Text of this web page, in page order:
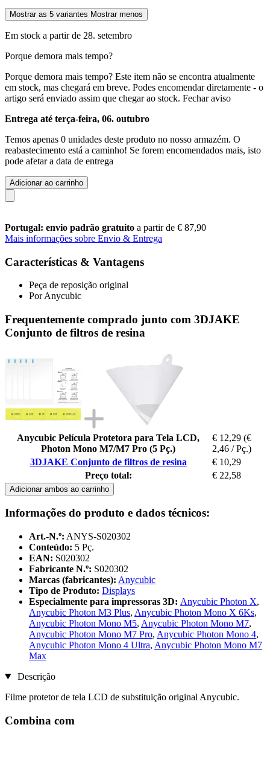
Mostrar as 5 variantes Mostrar menos
Em stock a partir de 28. setembro
Porque demora mais tempo?
Porque demora mais tempo? Este item não se encontra atualmente
em stock, mas chegará em breve. Podes encomendar diretamente - o
artigo será enviado assim que chegar ao stock. Fechar aviso
Entrega até terça-feira, 06. outubro
Temos apenas 0 unidades deste produto no nosso armazém. O
reabastecimento está a caminho! Se forem encomendados mais, isto
pode afetar a data de entrega
Adicionar ao carrinho
Portugal: envio padrão gratuito a partir de € 87,90
Mais informações sobre Envio & Entrega
Características & Vantagens
Peça de reposição original
Por Anycubic
Frequentemente comprado junto com 3DJAKE
Conjunto de filtros de resina
Anycubic Película Protetora para Tela LCD,
Photon Mono M7/M7 Pro (5 Pç.)
€ 12,29 (€
2,46 / Pç.)
3DJAKE Conjunto de filtros de resina
€ 10,29
Preço total:
€ 22,58
Adicionar ambos ao carrinho
Informações do produto e dados técnicos:
Art.-N.º: ANYS-S020302
Conteúdo: 5 Pç.
EAN: S020302
Fabricante N.º: S020302
Marcas (fabricantes): Anycubic
Tipo de Produto: Displays
Especialmente para impressoras 3D: Anycubic Photon X,
Anycubic Photon M3 Plus, Anycubic Photon Mono X 6Ks,
Anycubic Photon Mono M5, Anycubic Photon Mono M7,
Anycubic Photon Mono M7 Pro, Anycubic Photon Mono 4,
Anycubic Photon Mono 4 Ultra, Anycubic Photon Mono M7
Max
Descrição
Filme protetor de tela LCD de substituição original Anycubic.
Combina com